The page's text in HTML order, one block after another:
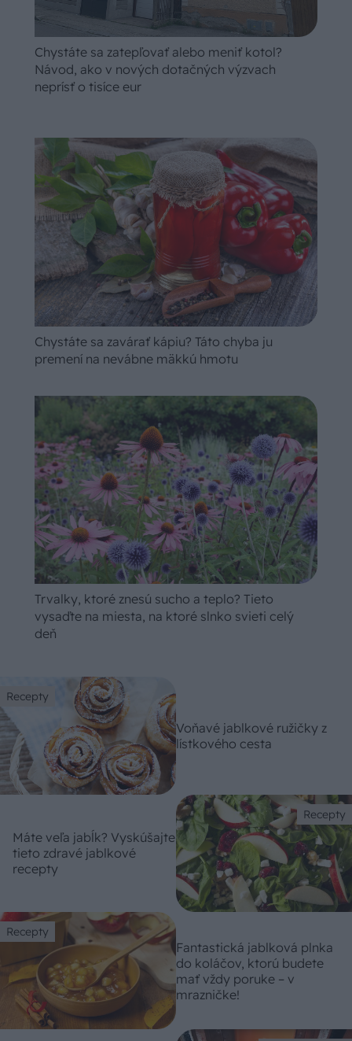
Chystáte sa zatepľovať alebo meniť kotol?
Návod, ako v nových dotačných výzvach
neprísť o tisíce eur
Chystáte sa zavárať kápiu? Táto chyba ju
premení na nevábne mäkkú hmotu
Trvalky, ktoré znesú sucho a teplo? Tieto
vysaďte na miesta, na ktoré slnko svieti celý
deň
Recepty
Voňavé jablkové ružičky z
lístkového cesta
Recepty
Máte veľa jabĺk? Vyskúšajte
tieto zdravé jablkové
recepty
Recepty
Fantastická jablková plnka
do koláčov, ktorú budete
mať vždy poruke – v
mrazničke!